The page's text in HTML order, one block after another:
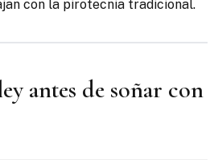
con la pirotecnia tradicional.
antes de soñar con